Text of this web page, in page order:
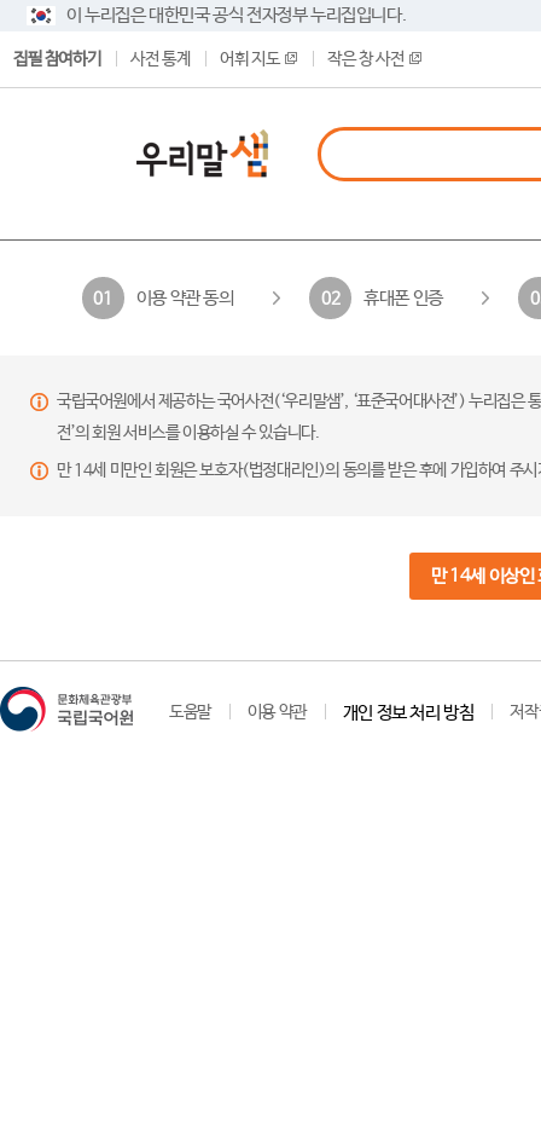
이 누리집은 대한민국 공식 전자정부 누리집입니다.
집필 참여하기 사전 통계 어휘 지도 작은 창 사전
01 이용 약관 동의 02 휴대폰 인증
국립국어원에서 제공하는 국어사전(‘우리말샘’, ‘표준국어대사전’) 누리집
전’의 회원 서비스를 이용하실 수 있습니다.
만 14세 미만인 회원은 보호자(법정대리인)의 동의를 받은 후에 가입하여 주
만 14세 이상인
도움말 이용 약관 개인 정보 처리 방침 저